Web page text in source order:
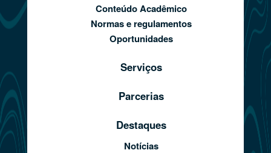
Conteúdo Acadêmico
Normas e regulamentos
Oportunidades
Serviços
Parcerias
Destaques
Notícias